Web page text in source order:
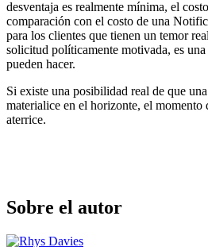
desventaja es realmente mínima, el
comparación con el costo de una
para los clientes que tienen un temor
solicitud políticamente motivada, es una
pueden hacer.
Si existe una posibilidad real de que
materialice en el horizonte, el momento
aterrice.
Sobre el autor